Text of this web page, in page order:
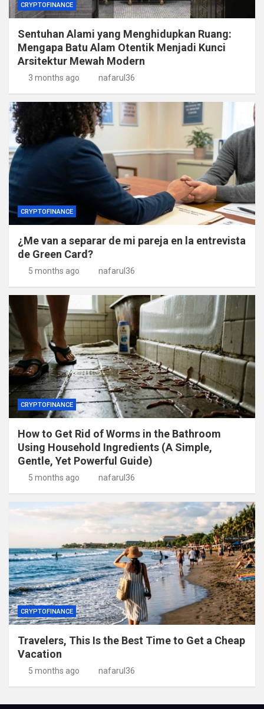
CRYPTOFINANCE
Sentuhan Alami yang Menghidupkan Ruang:
Mengapa Batu Alam Otentik Menjadi Kunci
Arsitektur Mewah Modern
3 months ago nafarul36
CRYPTOFINANCE
¿Me van a separar de mi pareja en la entrevista
de Green Card?
5 months ago nafarul36
CRYPTOFINANCE
How to Get Rid of Worms in the Bathroom
Using Household Ingredients (A Simple,
Gentle, Yet Powerful Guide)
5 months ago nafarul36
CRYPTOFINANCE
Travelers, This Is the Best Time to Get a Cheap
Vacation
5 months ago nafarul36